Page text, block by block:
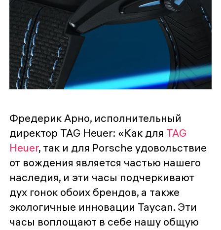
Фредерик Арно, исполнительный
директор TAG Heuer: «Как для TAG
Heuer, так и для Porsche удовольствие
от вождения является частью нашего
наследия, и эти часы подчеркивают
дух гонок обоих брендов, а также
экологичные инновации Taycan. Эти
часы воплощают в себе нашу общую